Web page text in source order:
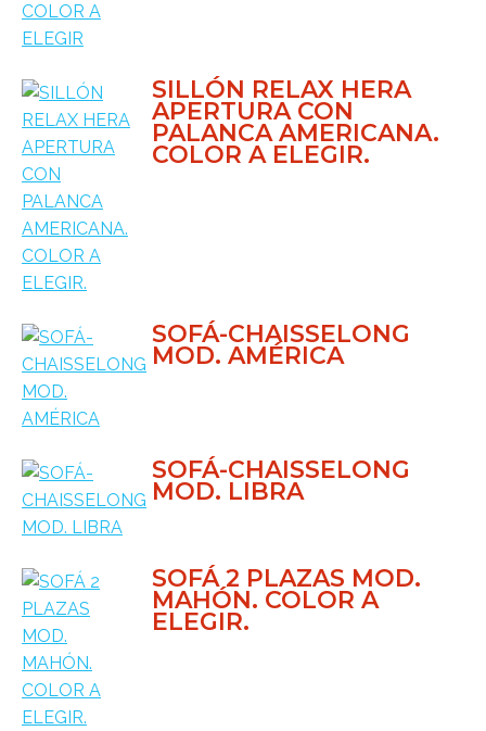
SILLÓN RELAX HERA
APERTURA CON
PALANCA AMERICANA.
COLOR A ELEGIR.
SOFÁ-CHAISSELONG
MOD. AMÉRICA
SOFÁ-CHAISSELONG
MOD. LIBRA
SOFÁ 2 PLAZAS MOD.
MAHÓN. COLOR A
ELEGIR.